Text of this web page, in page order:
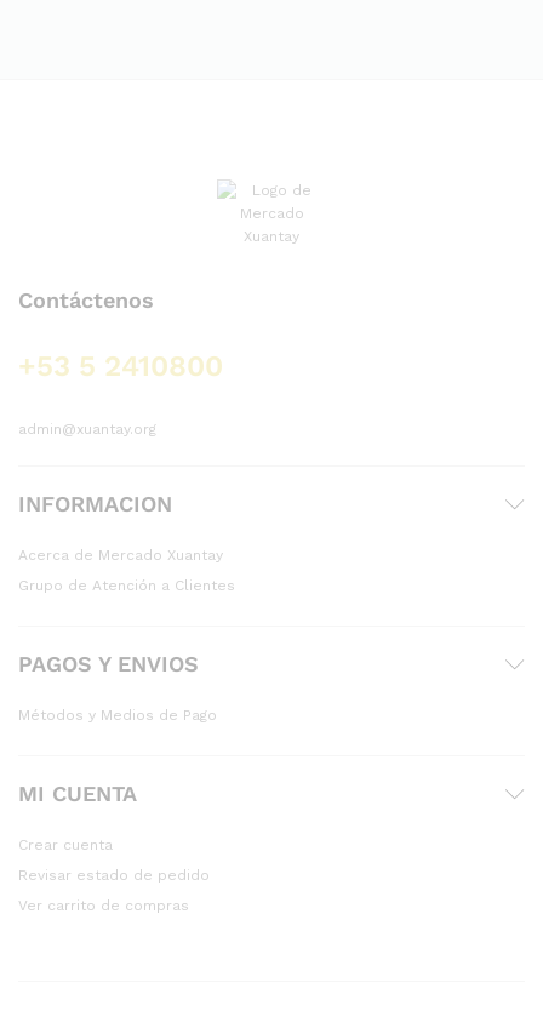
Contáctenos
+53 5 2410800
admin@xuantay.org
INFORMACION
Acerca de Mercado Xuantay
Grupo de Atención a Clientes
PAGOS Y ENVIOS
Métodos y Medios de Pago
MI CUENTA
Crear cuenta
Revisar estado de pedido
Ver carrito de compras